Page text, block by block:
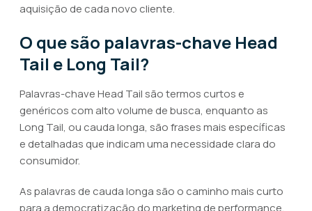
aquisição de cada novo cliente.
O que são palavras-chave Head
Tail e Long Tail?
Palavras-chave Head Tail são termos curtos e
genéricos com alto volume de busca, enquanto as
Long Tail, ou cauda longa, são frases mais específicas
e detalhadas que indicam uma necessidade clara do
consumidor.
As palavras de cauda longa são o caminho mais curto
para a democratização do marketing de performance.